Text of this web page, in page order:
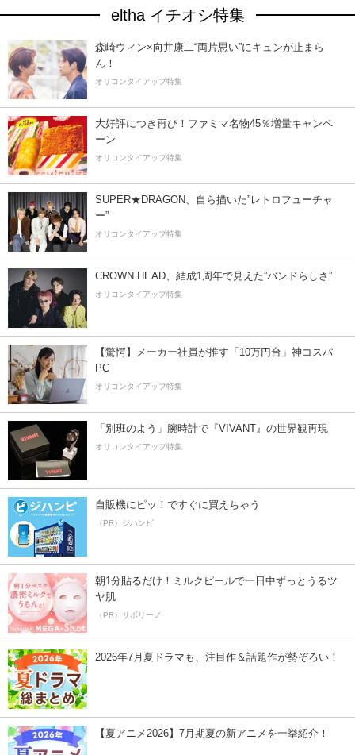
eltha イチオシ特集
森崎ウィン×向井康二“両片思い”にキュンが止まら
ん！
オリコンタイアップ特集
大好評につき再び！ファミマ名物45％増量キャンペ
ーン
オリコンタイアップ特集
SUPER★DRAGON、自ら描いた”レトロフューチャ
ー”
オリコンタイアップ特集
CROWN HEAD、結成1周年で見えた”バンドらしさ”
オリコンタイアップ特集
【驚愕】メーカー社員が推す「10万円台」神コスパ
PC
オリコンタイアップ特集
「別班のよう」腕時計で『VIVANT』の世界観再現
オリコンタイアップ特集
自販機にピッ！ですぐに買えちゃう
（PR）ジハンピ
朝1分貼るだけ！ミルクピールで一日中ずっとうるツ
ヤ肌
（PR）サボリーノ
2026年7月夏ドラマも、注目作＆話題作が勢ぞろい！
【夏アニメ2026】7月期夏の新アニメを一挙紹介！